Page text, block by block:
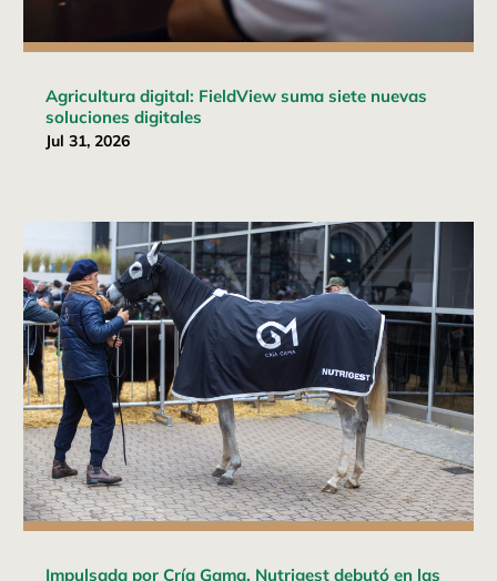
Agricultura digital: FieldView suma siete nuevas
soluciones digitales
Jul 31, 2026
Impulsada por Cría Gama, Nutrigest debutó en las